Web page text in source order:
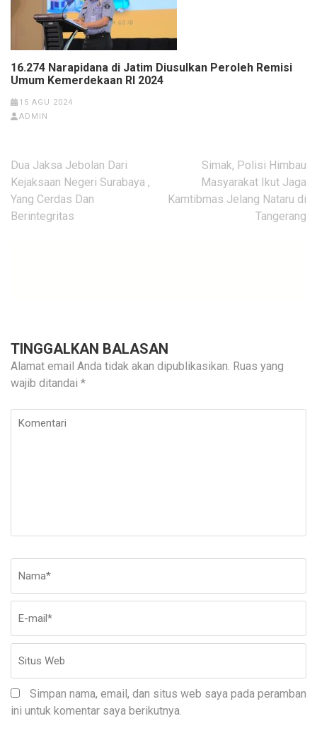
16.274 Narapidana di Jatim Diusulkan Peroleh Remisi
Umum Kemerdekaan RI 2024
15 AGU 2024
ADMIN
Navigasi
pos
Dua Jaksa Jebolan Dari
Kejaksaan Negeri Surabaya ,
Yang Cerdas Dan
Berintegritas
Simak, Polisi Himbau
Masyarakat Ikut Jaga
Kamtibmas Jelang Nataru di
Tangerang
TINGGALKAN BALASAN
Alamat email Anda tidak akan dipublikasikan. Ruas yang
wajib ditandai *
Komentari
Simpan nama, email, dan situs web saya pada peramban
ini untuk komentar saya berikutnya.